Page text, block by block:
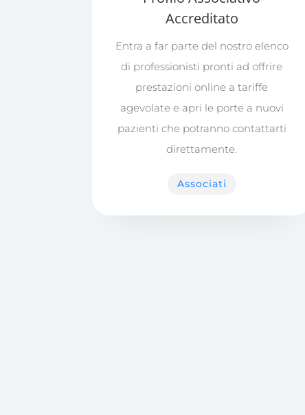
Accreditato
Entra a far parte del nostro elenco
di professionisti pronti ad offrire
prestazioni online a tariffe
agevolate e apri le porte a nuovi
pazienti che potranno contattarti
direttamente.
Associati